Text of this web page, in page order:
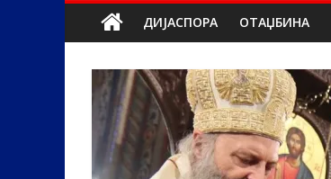
ДИЈАСПОРА ОТАЏБИНА